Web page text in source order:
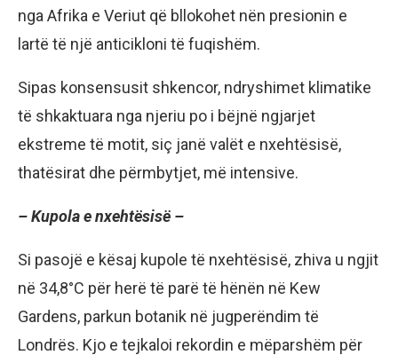
nga Afrika e Veriut që bllokohet nën presionin e
lartë të një anticikloni të fuqishëm.
Sipas konsensusit shkencor, ndryshimet klimatike
të shkaktuara nga njeriu po i bëjnë ngjarjet
ekstreme të motit, siç janë valët e nxehtësisë,
thatësirat dhe përmbytjet, më intensive.
– Kupola e nxehtësisë –
Si pasojë e kësaj kupole të nxehtësisë, zhiva u ngjit
në 34,8°C për herë të parë të hënën në Kew
Gardens, parkun botanik në jugperëndim të
Londrës. Kjo e tejkaloi rekordin e mëparshëm për